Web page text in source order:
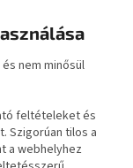
nem minősül
feltételeket és
Szigorúan tilos a
a webhelyhez